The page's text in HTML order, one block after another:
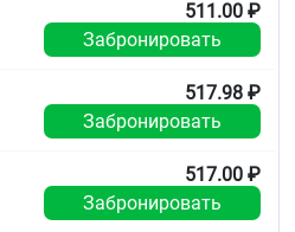
511.00 ₽
Забронировать
517.98 ₽
Забронировать
517.00 ₽
Забронировать